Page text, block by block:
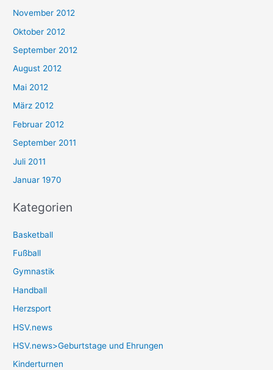
November 2012
Oktober 2012
September 2012
August 2012
Mai 2012
März 2012
Februar 2012
September 2011
Juli 2011
Januar 1970
Kategorien
Basketball
Fußball
Gymnastik
Handball
Herzsport
HSV.news
HSV.news>Geburtstage und Ehrungen
Kinderturnen